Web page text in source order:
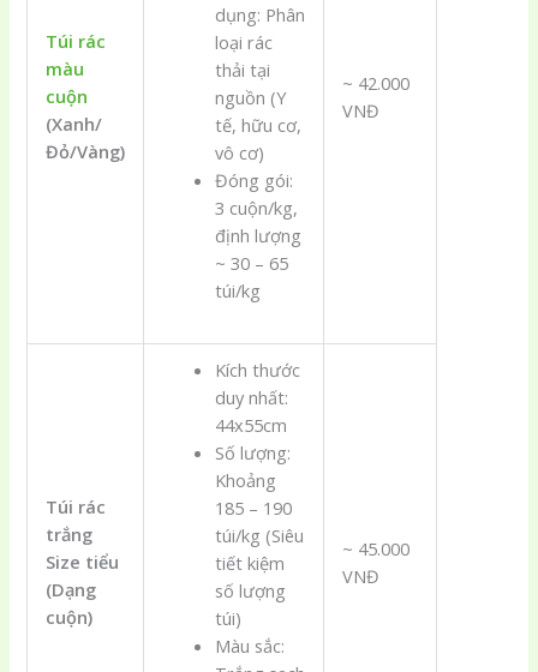
Túi rác
màu
cuộn
(Xanh/
Đỏ/Vàng)
dụng: Phân
loại rác
thải tại
nguồn (Y
tế, hữu cơ,
vô cơ)
Đóng gói:
3 cuộn/kg,
định lượng
~ 30 – 65
túi/kg
~ 42.000
VNĐ
Túi rác
trắng
Size tiểu
(Dạng
cuộn)
Kích thước
duy nhất:
44x55cm
Số lượng:
Khoảng
185 – 190
túi/kg (Siêu
tiết kiệm
số lượng
túi)
Màu sắc:
~ 45.000
VNĐ